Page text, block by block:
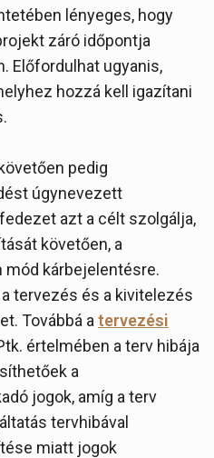
lényeges, hogy
záró időpontja
Előfordulhat ugyanis,
hozzá kell igazítani
pedig
úgynevezett
azt a célt szolgálja,
követően, a
mód kárbejelentésre.
tervezés és a kivitelezés
Továbbá a tervezési
értelmében a terv hibája
a
jogok, amíg a terv
tervhibával
miatt jogok